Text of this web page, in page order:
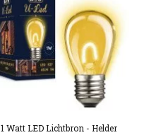
1 Watt LED Lichtbron - Helder